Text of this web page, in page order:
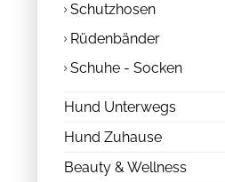
Schutzhosen
Rüdenbänder
Schuhe - Socken
Hund Unterwegs
Hund Zuhause
Beauty & Wellness